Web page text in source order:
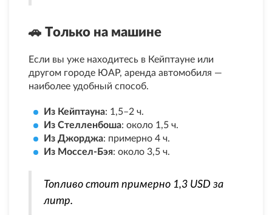
🚗 Только на машине
Если вы уже находитесь в Кейптауне или
другом городе ЮАР, аренда автомобиля —
наиболее удобный способ.
Из Кейптауна: 1,5–2 ч.
Из Стелленбоша: около 1,5 ч.
Из Джорджа: примерно 4 ч.
Из Моссел-Бэя: около 3,5 ч.
Топливо стоит примерно 1,3 USD за
литр.